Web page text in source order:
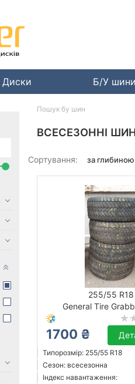
Диски Б/У шини
ВСЕСЕЗОННІ
Сортування:
255/55 R18
General Tire
1700 ₴
Типорозмір: 255/55 R18
Сезон: всесезонна
Індекс навантаження:
Пошук бу шин